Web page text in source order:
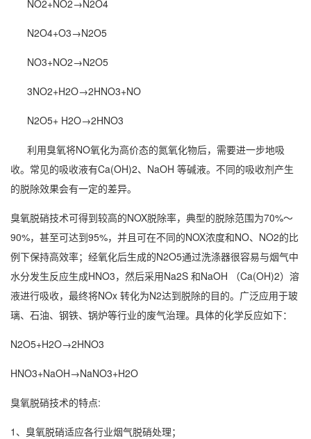
NO2+NO2→N2O4
N2O4+O3→N2O5
NO3+NO2→N2O5
3NO2+H2O→2HNO3+NO
N2O5+ H2O→2HNO3
利用臭氧将NO氧化为高价态的氮氧化物后，需要进一步地吸
收。常见的吸收液有Ca(OH)2、NaOH 等碱液。不同的吸收剂产生
的脱除效果会有一定的差异。
臭氧脱硝技术可得到较高的NOX脱除率，典型的脱除范围为70%～
90%，甚至可达到95%，并且可在不同的NOX浓度和NO、NO2的比
例下保持高效率；经氧化后生成的N2O5通过洗涤器很容易与烟气中
水分发生反应生成HNO3，然后采用Na2S 和NaOH （Ca(OH)2）溶
液进行吸收，最终将NOx 转化为N2达到脱除的目的。广泛应用于玻
璃、石油、钢铁、锅炉等行业的废气治理。具体的化学反应如下：
N2O5+H2O→2HNO3
HNO3+NaOH→NaNO3+H2O
臭氧脱硝技术的特点:
1、臭氧脱硝适应各行业烟气脱硝处理；